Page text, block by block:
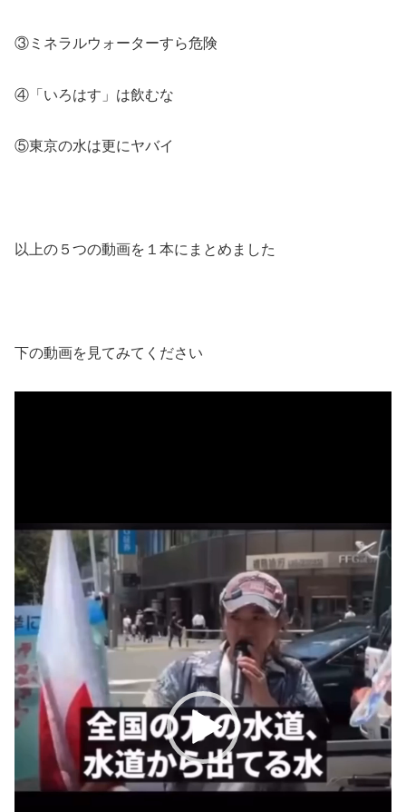
③ミネラルウォーターすら危険
④「いろはす」は飲むな
⑤東京の水は更にヤバイ
以上の５つの動画を１本にまとめました
下の動画を見てみてください
ヤ